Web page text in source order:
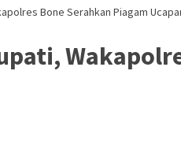
Bone Serahkan Piagam